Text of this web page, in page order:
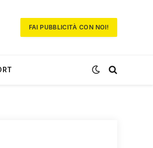
FAI PUBBLICITÀ CON NOI!